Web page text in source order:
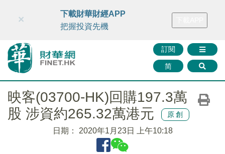
財華智庫網 FINTV FINMETA 財華證券 媒體矩陣
訂閱
简
×
下載財華財經APP
把握投資先機
映客(03700-HK)回購197.3萬
股 涉資約265.32萬港元
原創
日期： 2020年1月23日 上午10:18